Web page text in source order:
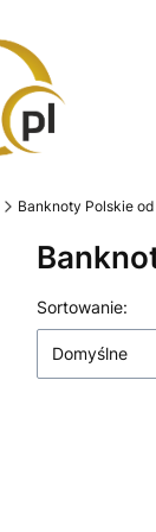
Banknoty Polskie od
Lista
Sortowanie:
Domyślne